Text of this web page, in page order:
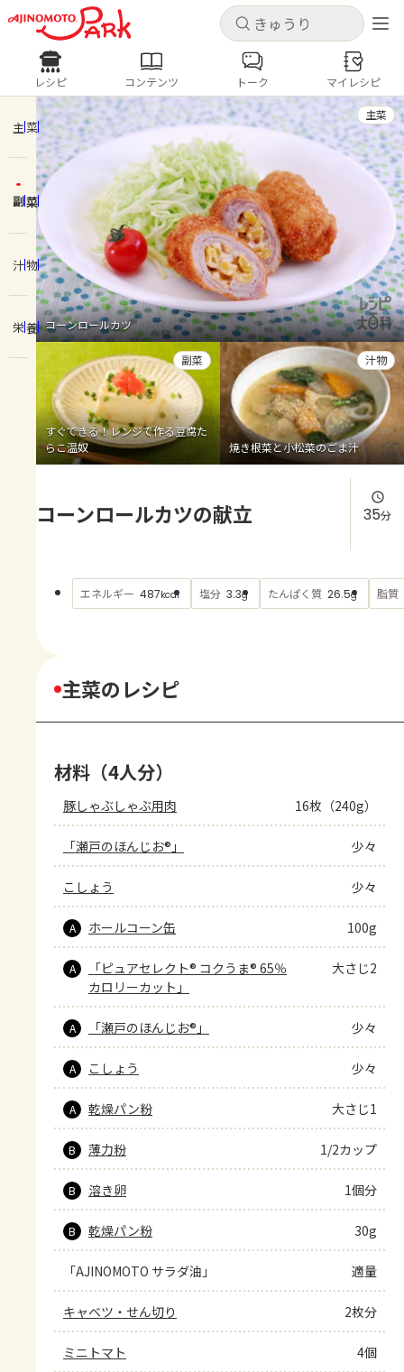
キャンセル
ログインするとレシピを保存できます
ログイン 新規登録
ホーム
コンテンツ
レシピ
トーク
よくあるお問い合わせ
お買い物
AJINOMOTO PARK とは
キャンセル
レシピ コンテンツ
人気の食材・レシピ
きゅうり なす トマト
とうもろこし
ピーマン
みょうが ゴーヤ
レシピ コンテンツ トーク マイレシピ
主菜
副菜
汁物
栄養 コーンロールカツ
主菜
すぐできる！レンジで作る豆腐た
らこ温奴
副菜
焼き根菜と小松菜のごま汁
汁物
コーンロールカツの献立 35分
エネルギー 487kcal 塩分 3.3g たんぱく質 26.5g 脂質
主菜のレシピ
材料（4人分）
豚しゃぶしゃぶ用肉 16枚（240g）
「瀬戸のほんじお®」 少々
こしょう 少々
A ホールコーン缶 100g
A
「ピュアセレクト® コクうま® 65％
カロリーカット」
大さじ2
A 「瀬戸のほんじお®」 少々
A こしょう 少々
A 乾燥パン粉 大さじ1
B 薄力粉 1/2カップ
B 溶き卵 1個分
B 乾燥パン粉 30g
「AJINOMOTO サラダ油」 適量
キャベツ・せん切り 2枚分
ミニトマト 4個